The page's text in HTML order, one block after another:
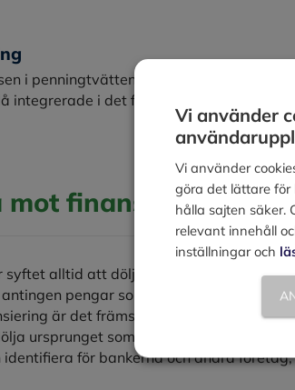
i penningtvätten. När skiktningen är
integrerade i det finansiella systemet och
finansiering av
alltid att dölja pengarnas olagliga
pengar som har olagligt
är det främst pengarnas slutgiltiga
ursprunget som vid penningtvätt.
för bankerna och andra
Vi använder
Vi använder
göra det lättare
hålla sajten säker.
relevant innehåll
inställningar och